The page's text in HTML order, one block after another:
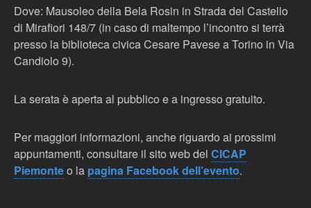
Dove: Mausoleo della Bela Rosin in Strada del Castello
di Mirafiori 148/7 (in caso di maltempo l’incontro si terrà
presso la biblioteca civica Cesare Pavese a Torino in Via
Candiolo 9).
La serata è aperta al pubblico e a ingresso gratuito.
Per maggiori informazioni, anche riguardo ai prossimi
appuntamenti, consultare il sito web del CICAP
Piemonteo la pagina Facebook dell’evento.